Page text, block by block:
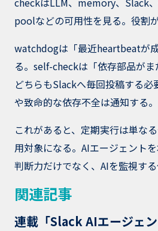
poolなどの可用性を見る。役割が
watchdogは「最近heartbeatが
る。self-checkは「依存部品がま
どちらもSlackへ毎回投稿する
や致命的な依存不全は通知する。
これがあると、定期実行は単な
用対象になる。AIエージェント
判断力だけでなく、AIを監視す
関連記事
連載「Slack AIエージェン